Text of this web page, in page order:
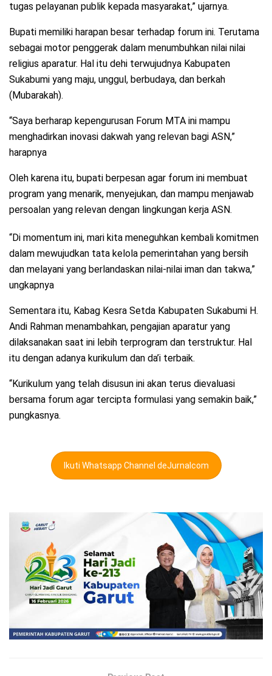
tugas pelayanan publik kepada masyarakat,” ujarnya.
Bupati memiliki harapan besar terhadap forum ini. Terutama
sebagai motor penggerak dalam menumbuhkan nilai nilai
religius aparatur. Hal itu dehi terwujudnya Kabupaten
Sukabumi yang maju, unggul, berbudaya, dan berkah
(Mubarakah).
“Saya berharap kepengurusan Forum MTA ini mampu
menghadirkan inovasi dakwah yang relevan bagi ASN,”
harapnya
Oleh karena itu, bupati berpesan agar forum ini membuat
program yang menarik, menyejukan, dan mampu menjawab
persoalan yang relevan dengan lingkungan kerja ASN.
“Di momentum ini, mari kita meneguhkan kembali komitmen
dalam mewujudkan tata kelola pemerintahan yang bersih
dan melayani yang berlandaskan nilai-nilai iman dan takwa,”
ungkapnya
Sementara itu, Kabag Kesra Setda Kabupaten Sukabumi H.
Andi Rahman menambahkan, pengajian aparatur yang
dilaksanakan saat ini lebih terprogram dan terstruktur. Hal
itu dengan adanya kurikulum dan da’i terbaik.
“Kurikulum yang telah disusun ini akan terus dievaluasi
bersama forum agar tercipta formulasi yang semakin baik,”
pungkasnya.
Ikuti Whatsapp Channel deJurnalcom